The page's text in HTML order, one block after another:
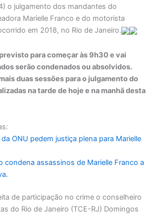
o julgamento dos mandantes do
Marielle Franco e do motorista
em 2018, no Rio de Janeiro.
para começar às 9h30 e vai
serão condenados ou absolvidos.
duas sessões para o julgamento do
na tarde de hoje e na manhã desta
ONU pedem justiça plena para Marielle
condena assassinos de Marielle Franco a
de participação no crime o conselheiro
do Rio de Janeiro (TCE-RJ) Domingos